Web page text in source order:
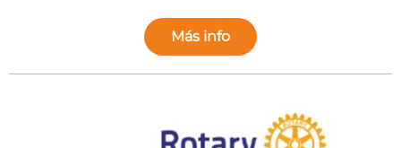
Más info